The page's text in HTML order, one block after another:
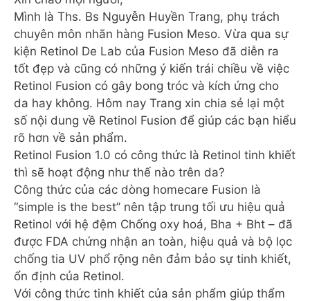
Mình là Ths. Bs Nguyễn Huyền Trang, phụ trách
chuyên môn nhãn hàng Fusion Meso. Vừa qua sự
kiện Retinol De Lab của Fusion Meso đã diễn ra
tốt đẹp và cũng có những ý kiến trái chiều về việc
Retinol Fusion có gây bong tróc và kích ứng cho
da hay không. Hôm nay Trang xin chia sẻ lại một
số nội dung về Retinol Fusion để giúp các bạn hiểu
rõ hơn về sản phẩm.
Retinol Fusion 1.0 có công thức là Retinol tinh khiết
thì sẽ hoạt động như thế nào trên da?
Công thức của các dòng homecare Fusion là
“simple is the best” nên tập trung tối ưu hiệu quả
Retinol với hệ đệm Chống oxy hoá, Bha + Bht – đã
được FDA chứng nhận an toàn, hiệu quả và bộ lọc
chống tia UV phổ rộng nên đảm bảo sự tinh khiết,
ổn định của Retinol.
Với công thức tinh khiết của sản phẩm giúp thẩm